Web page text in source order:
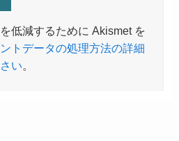
低減するために Akismet を
トデータの処理方法の詳細
い。